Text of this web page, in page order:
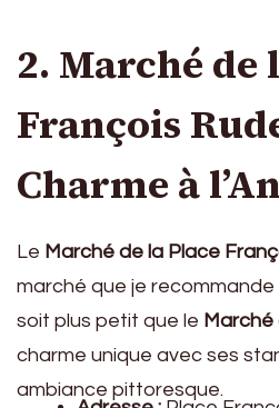
2. Marché de
François
Charme à
Le Marché de la Place
marché que je recommande
soit plus petit que le Marché
charme unique avec ses
ambiance pittoresque.